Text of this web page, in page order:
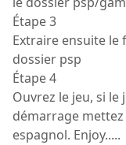
Étape 3
Extraire ensuite le
dossier psp
Étape 4
Ouvrez le jeu, si
démarrage
espagnol. Enjoy.....